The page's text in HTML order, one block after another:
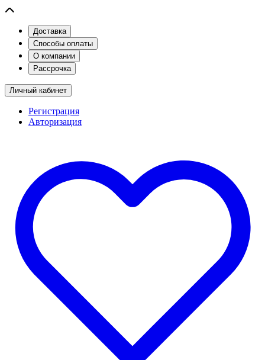
Доставка
Способы оплаты
О компании
Рассрочка
Личный кабинет
Регистрация
Авторизация